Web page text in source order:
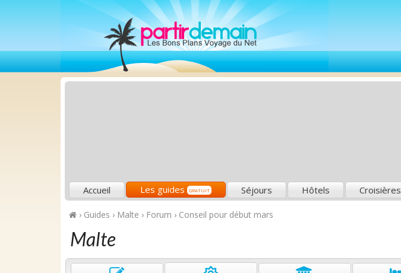
Accueil Les guides GRATUIT Séjours Hôtels Croisières
› Guides › Malte › Forum › Conseil pour début mars
Malte